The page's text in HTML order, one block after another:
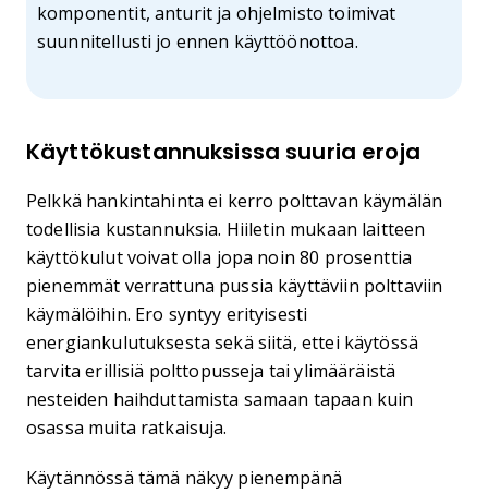
komponentit, anturit ja ohjelmisto toimivat
suunnitellusti jo ennen käyttöönottoa.
Käyttökustannuksissa suuria eroja
Pelkkä hankintahinta ei kerro polttavan käymälän
todellisia kustannuksia. Hiiletin mukaan laitteen
käyttökulut voivat olla jopa noin 80 prosenttia
pienemmät verrattuna pussia käyttäviin polttaviin
käymälöihin. Ero syntyy erityisesti
energiankulutuksesta sekä siitä, ettei käytössä
tarvita erillisiä polttopusseja tai ylimääräistä
nesteiden haihduttamista samaan tapaan kuin
osassa muita ratkaisuja.
Käytännössä tämä näkyy pienempänä